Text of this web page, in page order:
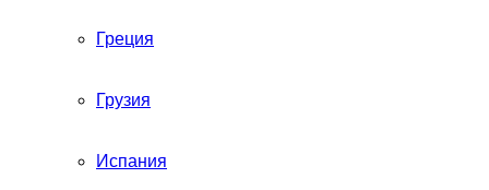
Греция
Грузия
Испания